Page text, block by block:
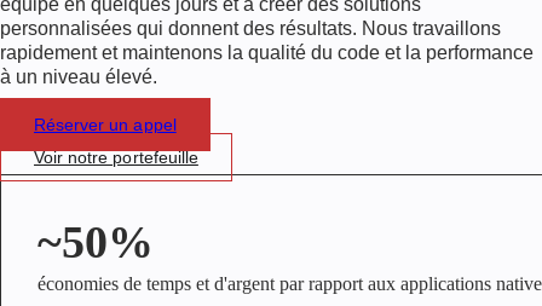
personnalisées qui donnent des résultats. Nous travaillons
rapidement et maintenons la qualité du code et la performance
à un niveau élevé.
Réserver un appel
Voir notre portefeuille
~50%
économies de temps et d'argent par rapport aux applications